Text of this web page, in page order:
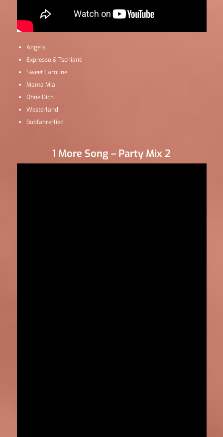
Angels
Expresso & Tschianti
Sweet Caroline
Mama Mia
Ohne Dich
Westerland
Bobfahrerlied
1 More Song – Party Mix 2